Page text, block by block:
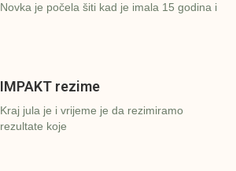
Novka je počela šiti kad je imala 15 godina i
IMPAKT rezime
Kraj jula je i vrijeme je da rezimiramo
rezultate koje